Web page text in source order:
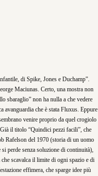
di Spike, Jones e Duchamp”.
Maciunas. Certo, una mostra non
sbaraglio” non ha nulla a che vedere
avanguardia che è stata Fluxus. Eppure
venire proprio da quel crogiolo
il titolo “Quindici pezzi facili”, che
Rafelson del 1970 (storia di un uomo
perde senza soluzione di continuità),
scavalca il limite di ogni spazio e di
effimera, che sparge idee più